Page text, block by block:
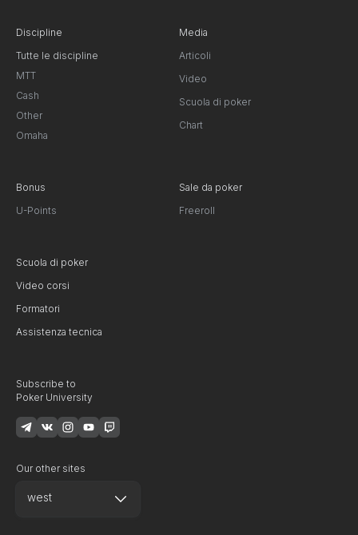
Discipline
Tutte le discipline
MTT
Cash
Other
Omaha
Media
Articoli
Video
Scuola di poker
Chart
Bonus
U-Points
Sale da poker
Freeroll
Scuola di poker
Video corsi
Formatori
Assistenza tecnica
Subscribe to
Poker University
Our other sites
west